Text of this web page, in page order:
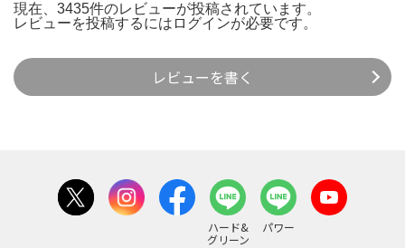
現在、3435件のレビューが投稿されています。
レビューを投稿するには ログインが必要です。
レビューを書く
ハード&
グリーン
パワー